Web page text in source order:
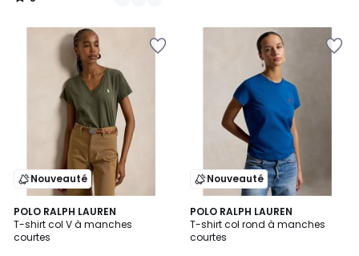
/
Nouveauté
POLO RALPH LAUREN
T-shirt col V à manches
courtes
Nouveauté
POLO RALPH LAUREN
T-shirt col rond à manches
courtes